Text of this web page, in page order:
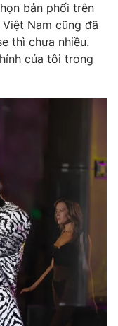
thao
sản
Việt
bằng AI
bản phối trên
Nam cũng đã
thì chưa nhiều.
của tôi trong